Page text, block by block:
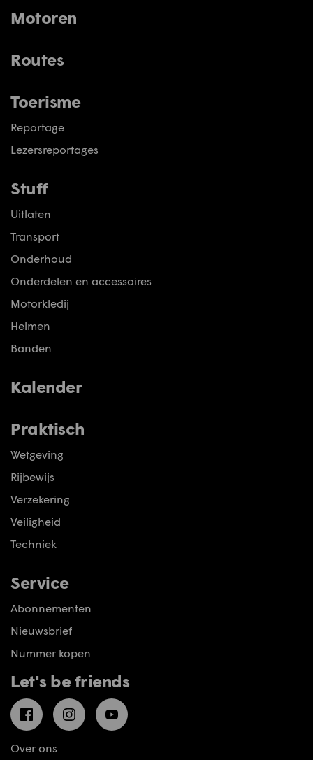
Motoren
Routes
Toerisme
Reportage
Lezersreportages
Stuff
Uitlaten
Transport
Onderhoud
Onderdelen en accessoires
Motorkledij
Helmen
Banden
Kalender
Praktisch
Wetgeving
Rijbewijs
Verzekering
Veiligheid
Techniek
Service
Abonnementen
Nieuwsbrief
Nummer kopen
Let's be friends
FacebookInstagramYouTube
Over ons